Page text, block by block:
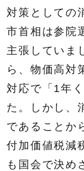
対策としての
市首相は参院
主張していま
ら、物価高対
対応で「1年
た。しかし、
であることか
付加価値税減
も国会で決め